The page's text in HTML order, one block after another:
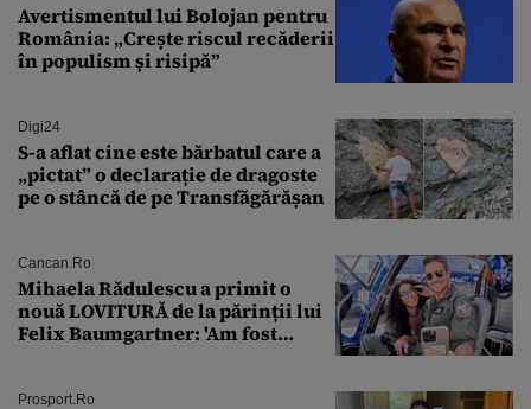
Avertismentul lui Bolojan pentru
România: „Crește riscul recăderii
în populism și risipă”
Digi24
S-a aflat cine este bărbatul care a
„pictat” o declarație de dragoste
pe o stâncă de pe Transfăgărășan
Cancan.ro
Mihaela Rădulescu a primit o
nouă LOVITURĂ de la părinții lui
Felix Baumgartner: 'Am fost
Prosport.ro